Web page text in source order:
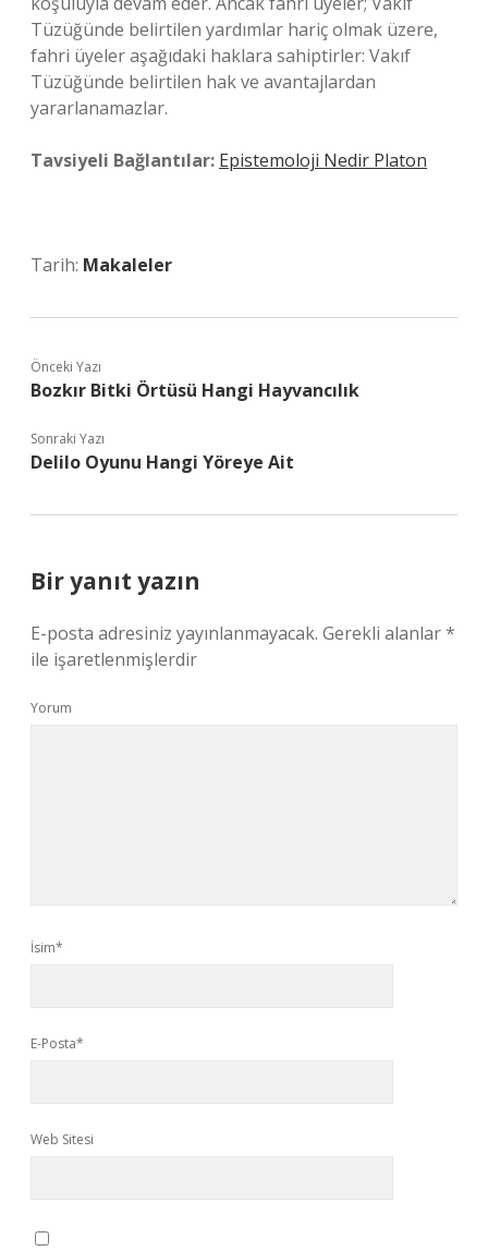
Tüzüğünde belirtilen yardımlar hariç olmak üzere,
fahri üyeler aşağıdaki haklara sahiptirler: Vakıf
Tüzüğünde belirtilen hak ve avantajlardan
yararlanamazlar.
Tavsiyeli Bağlantılar: Epistemoloji Nedir Platon
Tarih: Makaleler
Önceki Yazı
Bozkır Bitki Örtüsü Hangi Hayvancılık
Sonraki Yazı
Delilo Oyunu Hangi Yöreye Ait
Bir yanıt yazın
E-posta adresiniz yayınlanmayacak. Gerekli alanlar*
ile işaretlenmişlerdir
Yorum
İsim*
E-Posta*
Web Sitesi